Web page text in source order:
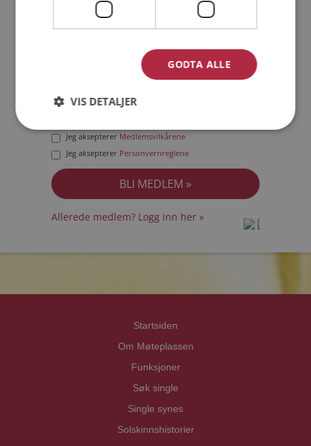
Jeg aksepterer Medlemsvilkårene
Jeg aksepterer Personvernreglene
Allerede medlem? Logg inn her »
Startsiden
Om Møteplassen
Funksjoner
Søk single
Single synes
Solskinnshistorier
GODTA ALLE
VIS DETALJER